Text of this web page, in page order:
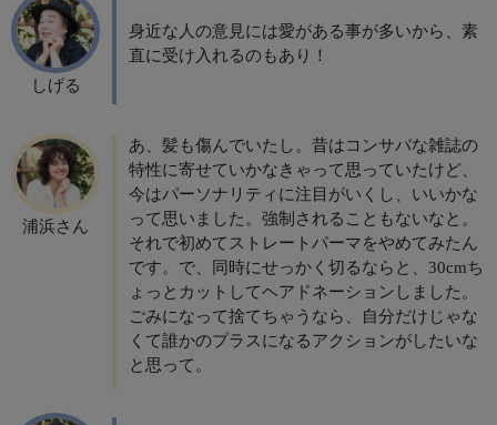
しげる
身近な人の意見には愛がある事が多いから、素
直に受け入れるのもあり！
浦浜さん
あ、髪も傷んでいたし。昔はコンサバな雑誌の
特性に寄せていかなきゃって思っていたけど、
今はパーソナリティに注目がいくし、いいかな
って思いました。強制されることもないなと。
それで初めてストレートパーマをやめてみたん
です。で、同時にせっかく切るならと、30cmち
ょっとカットしてヘアドネーションしました。
ごみになって捨てちゃうなら、自分だけじゃな
くて誰かのプラスになるアクションがしたいな
と思って。